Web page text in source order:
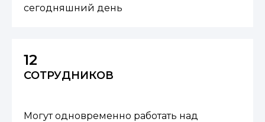
сегодняшний день
12
СОТРУДНИКОВ
Могут одновременно работать над